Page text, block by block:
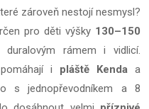
zároveň nestojí nesmysl?
pro děti výšky 130–150
rámem i vidlicí.
i pláště Kendaa
s jednopřevodníkem a 8